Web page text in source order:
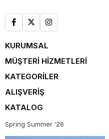
KURUMSAL
MÜŞTERİ HİZMETLERİ
KATEGORİLER
ALIŞVERİŞ
KATALOG
Spring Summer '26